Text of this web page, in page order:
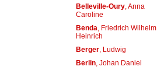
Belleville-Oury, Anna
Caroline
Benda , Friedrich Wilhelm
Heinrich
Berger, Ludwig
Berlin, Johan Daniel